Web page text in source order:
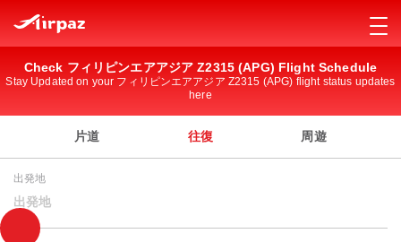
Check フィリピンエアアジア Z2315 (APG) Flight Schedule
Stay Updated on your フィリピンエアアジア Z2315 (APG) flight status updates
here
片道 往復 周遊
出発地
出発地